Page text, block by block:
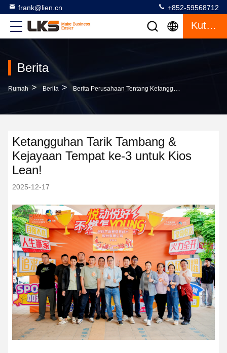
frank@lien.cn +852-59568712
Kutipan
Berita
Rumah > Berita > Berita Perusahaan Tentang Ketangguhan Tarik Tambang & Kejayaan Tempat Ke-3 Untuk Kios Lean!
Ketangguhan Tarik Tambang &
Kejayaan Tempat ke-3 untuk Kios
Lean!
2025-12-17